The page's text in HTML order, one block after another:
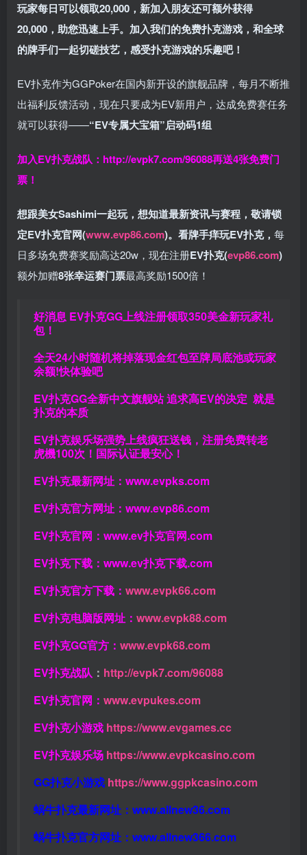
玩家每日可以领取20,000，新加入朋友还可额外获得
20,000，助您迅速上手。 加入我们的免费扑克游戏，和全球
的牌手们一起切磋技艺，感受扑克游戏的乐趣吧！
EV扑克作为GGPoker在国内新开设的旗舰品牌，每月不断推
出福利反馈活动，现在只要成为EV新用户，达成免费赛任务
就可以获得——“EV专属大宝箱”启动码1组
加入EV扑克战队： http://evpk7.com/96088再送4张免费门
票！
想跟美女Sashimi一起玩， 想知道最新资讯与赛程， 敬请锁
定EV扑克官网(www.evp86.com)。 看牌手痒玩EV扑克， 每
日多场免费赛奖励高达20w，现在注册EV扑克(evp86.com)
额外加赠8张幸运赛门票最高奖励1500倍！
好消息 EV扑克GG上线注册领取350美金新玩家礼
包！
全天24小时随机将掉落现金红包至牌局底池或玩家
余额!快体验吧
EV扑克GG全新中文旗舰站追求高EV的决定 就是
扑克的本质
EV扑克娱乐场强势上线疯狂送钱，注册免费转老
虎機100次！国际认证最安心！
EV扑克最新网址： www.evpks.com
EV扑克官方网址： www.evp86.com
EV扑克官网： www.ev扑克官网.com
EV扑克下载： www.ev扑克下载.com
EV扑克官方下载： www.evpk66.com
EV扑克电脑版网址： www.evpk88.com
EV扑克GG官方： www.evpk68.com
EV扑克战队 ： http://evpk7.com/96088
EV扑克官网： www.evpukes.com
EV扑克小游戏 https://www.evgames.cc
EV扑克娱乐场 https://www.evpkcasino.com
GG扑克小游戏 https://www.ggpkcasino.com
蜗牛扑克最新网址： www.allnew36.com
蜗牛扑克官方网址： www.allnew366.com